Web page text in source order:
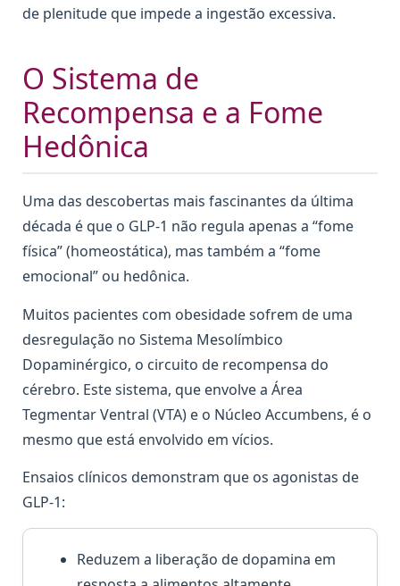
de plenitude que impede a ingestão excessiva.
O Sistema de
Recompensa e a Fome
Hedônica
Uma das descobertas mais fascinantes da última
década é que o GLP-1 não regula apenas a “fome
física” (homeostática), mas também a “fome
emocional” ou hedônica.
Muitos pacientes com obesidade sofrem de uma
desregulação no Sistema Mesolímbico
Dopaminérgico, o circuito de recompensa do
cérebro. Este sistema, que envolve a Área
Tegmentar Ventral (VTA) e o Núcleo Accumbens, é o
mesmo que está envolvido em vícios.
Ensaios clínicos demonstram que os agonistas de
GLP-1:
Reduzem a liberação de dopamina em